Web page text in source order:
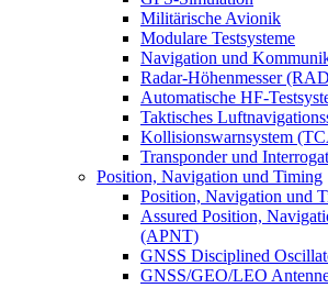
Militärische Avionik
Modulare Testsysteme
Navigation und
Radar-Höhenmesser
Automatische HF-
Taktisches
Kollisionswarnsystem
Transponder und
Position, Navigation und Timing
Position, Navigation und
Assured Position,
(APNT)
GNSS Disciplined
GNSS/GEO/LEO